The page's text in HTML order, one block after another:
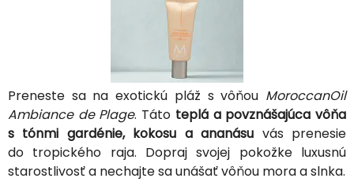
Preneste sa na exotickú pláž s vôňou MoroccanOil
Ambiance de Plage. Táto teplá a povznášajúca vôňa
s tónmi gardénie, kokosu a ananásu vás prenesie
do tropického raja. Dopraj svojej pokožke luxusnú
starostlivosť a nechajte sa unášať vôňou mora a slnka.